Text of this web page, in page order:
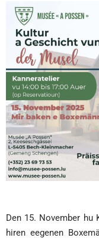
Den 15. November hu
hiren eegenen